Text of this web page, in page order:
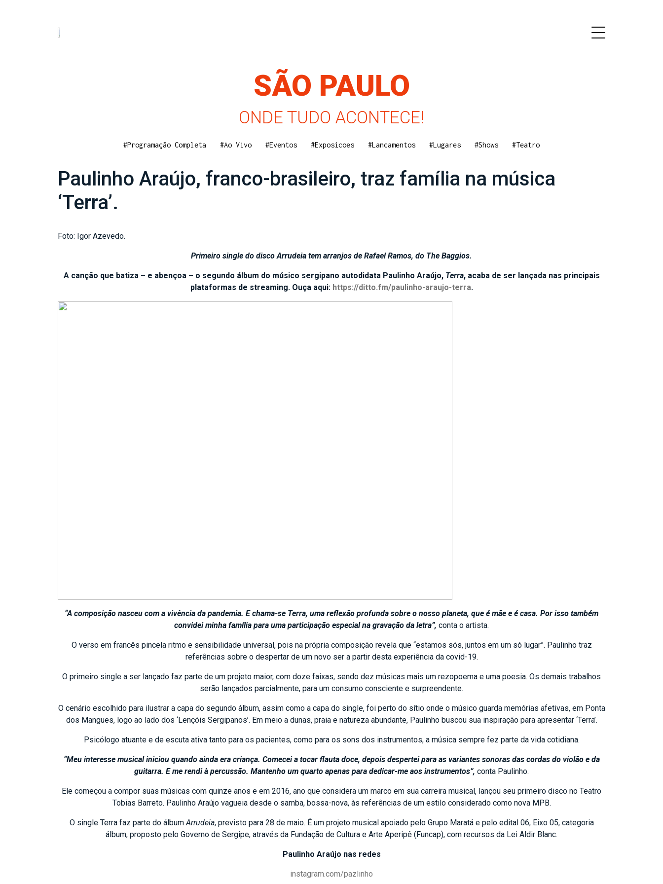
SÃO PAULO
ONDE TUDO ACONTECE!
#Programação Completa #Ao Vivo #Eventos #Exposicoes #Lancamentos #Lugares #Shows #Teatro
Paulinho Araújo, franco-brasileiro, traz família na música
‘Terra’.
Foto: Igor Azevedo.
Primeiro single do disco Arrudeia tem arranjos de Rafael Ramos, do The Baggios.
A canção que batiza – e abençoa – o segundo álbum do músico sergipano autodidata Paulinho Araújo, Terra, acaba de ser lançada nas principais
plataformas de streaming. Ouça aqui: https://ditto.fm/paulinho-araujo-terra.
“A composição nasceu com a vivência da pandemia. E chama-se Terra, uma reflexão profunda sobre o nosso planeta, que é mãe e é casa. Por isso também
convidei minha família para uma participação especial na gravação da letra”, conta o artista.
O verso em francês pincela ritmo e sensibilidade universal, pois na própria composição revela que “estamos sós, juntos em um só lugar”. Paulinho traz
referências sobre o despertar de um novo ser a partir desta experiência da covid-19.
O primeiro single a ser lançado faz parte de um projeto maior, com doze faixas, sendo dez músicas mais um rezopoema e uma poesia. Os demais trabalhos
serão lançados parcialmente, para um consumo consciente e surpreendente.
O cenário escolhido para ilustrar a capa do segundo álbum, assim como a capa do single, foi perto do sítio onde o músico guarda memórias afetivas, em Ponta
dos Mangues, logo ao lado dos ‘Lençóis Sergipanos’. Em meio a dunas, praia e natureza abundante, Paulinho buscou sua inspiração para apresentar ‘Terra’.
Psicólogo atuante e de escuta ativa tanto para os pacientes, como para os sons dos instrumentos, a música sempre fez parte da vida cotidiana.
“Meu interesse musical iniciou quando ainda era criança. Comecei a tocar flauta doce, depois despertei para as variantes sonoras das cordas do violão e da
guitarra. E me rendi à percussão. Mantenho um quarto apenas para dedicar-me aos instrumentos”, conta Paulinho.
Ele começou a compor suas músicas com quinze anos e em 2016, ano que considera um marco em sua carreira musical, lançou seu primeiro disco no Teatro
Tobias Barreto. Paulinho Araújo vagueia desde o samba, bossa-nova, às referências de um estilo considerado como nova MPB.
O single Terra faz parte do álbumArrudeia, previsto para 28 de maio. É um projeto musical apoiado pelo Grupo Maratá e pelo edital 06, Eixo 05, categoria
álbum, proposto pelo Governo de Sergipe, através da Fundação de Cultura e Arte Aperipê (Funcap), com recursos da Lei Aldir Blanc.
Paulinho Araújo nas redes
instagram.com/pazlinho